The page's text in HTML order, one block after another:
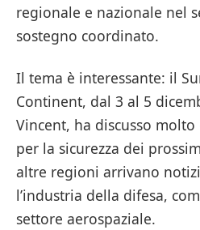
regionale e nazionale nel
sostegno coordinato.
Il tema è interessante: il
Continent, dal 3 al 5
Vincent, ha discusso
per la sicurezza dei
altre regioni arrivano
l’industria della difesa,
settore aerospaziale.